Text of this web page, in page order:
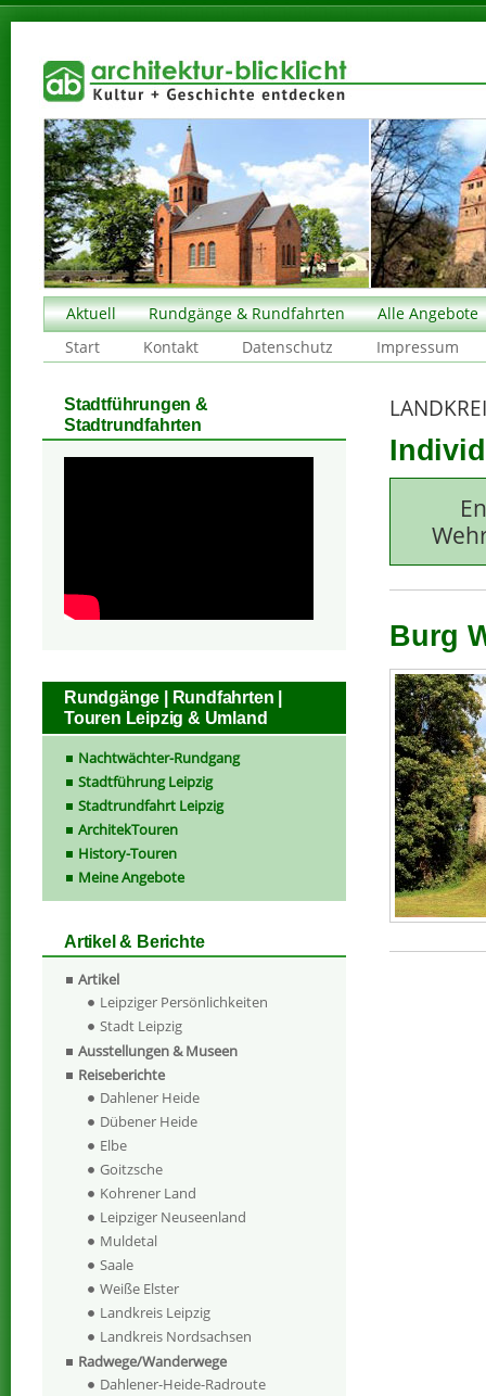
Aktuell Rundgänge & Rundfahrten
Alle Angebote
Start
Kontakt Datenschutz Impressum
Burg
Stadtführungen &
Stadtrundfahrten
Rundgänge | Rundfahrten |
Touren Leipzig & Umland
Nachtwächter-Rundgang
Stadtführung Leipzig
Stadtrundfahrt Leipzig
ArchitekTouren
History-Touren
Meine Angebote
Artikel & Berichte
Artikel
Leipziger Persönlichkeiten
Stadt Leipzig
Ausstellungen & Museen
Reiseberichte
Dahlener Heide
Dübener Heide
Elbe
Goitzsche
Kohrener Land
Leipziger Neuseenland
Muldetal
Saale
Weiße Elster
Landkreis Leipzig
Landkreis Nordsachsen
Radwege/Wanderwege
Dahlener-Heide-Radroute